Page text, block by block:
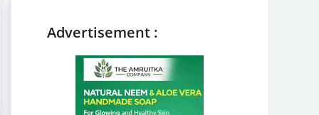
Advertisement :